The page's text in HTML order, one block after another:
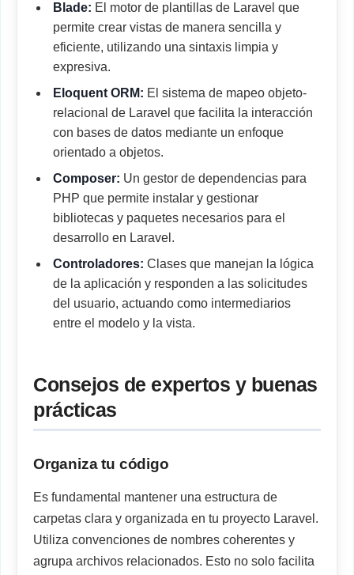
Blade: El motor de plantillas de Laravel que
permite crear vistas de manera sencilla y
eficiente, utilizando una sintaxis limpia y
expresiva.
Eloquent ORM: El sistema de mapeo objeto-
relacional de Laravel que facilita la interacción
con bases de datos mediante un enfoque
orientado a objetos.
Composer: Un gestor de dependencias para
PHP que permite instalar y gestionar
bibliotecas y paquetes necesarios para el
desarrollo en Laravel.
Controladores: Clases que manejan la lógica
de la aplicación y responden a las solicitudes
del usuario, actuando como intermediarios
entre el modelo y la vista.
Consejos de expertos y buenas
prácticas
Organiza tu código
Es fundamental mantener una estructura de
carpetas clara y organizada en tu proyecto Laravel.
Utiliza convenciones de nombres coherentes y
agrupa archivos relacionados. Esto no solo facilita